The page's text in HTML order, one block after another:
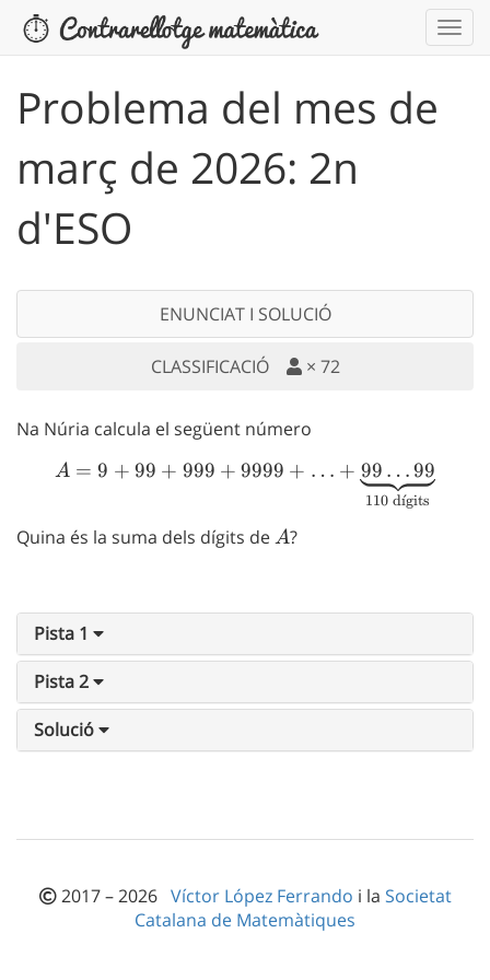
Problema del mes de
març de 2026: 2n
d'ESO
ENUNCIAT I SOLUCIÓ
CLASSIFICACIÓ × 72
Na Núria calcula el següent número
A = 9 +99 +999 + 9999
A = 9 + 99 + 999 + 9999 + … +
110 dı
ˊgits
99 …99
Quina és la suma dels dígits deA
A?
Pista 1
Pista 2
Solució
2017 – 2026 Víctor López Ferrando i la Societat
Catalana de Matemàtiques